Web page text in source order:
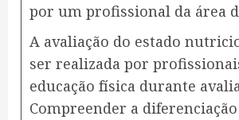
por um profissional da área
A avaliação do estado
ser realizada por
educação física durante
Compreender a